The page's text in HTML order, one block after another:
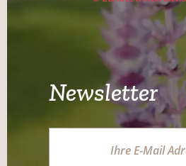
Newsletter